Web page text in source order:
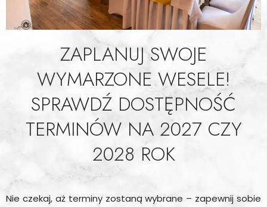
ZAPLANUJ SWOJE
WYMARZONE WESELE!
SPRAWDŹ DOSTĘPNOŚĆ
TERMINÓW NA 2027 CZY
2028 ROK
Nie czekaj, aż terminy zostaną wybrane – zapewnij sobie